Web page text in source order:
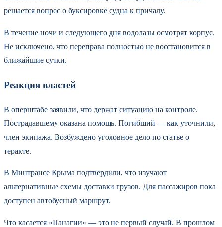
решается вопрос о буксировке судна к причалу.
В течение ночи и следующего дня водолазы осмотрят корпус.
Не исключено, что переправа полностью не восстановится в
ближайшие сутки.
Реакция властей
В оперштабе заявили, что держат ситуацию на контроле.
Пострадавшему оказана помощь. Погибший — как уточнили,
член экипажа. Возбуждено уголовное дело по статье о
теракте.
В Минтрансе Крыма подтвердили, что изучают
альтернативные схемы доставки грузов. Для пассажиров пока
доступен автобусный маршрут.
Что касается «Панагии» — это не первый случай. В прошлом